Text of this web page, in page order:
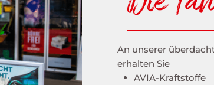
An unserer
erhalten Sie
​AVIA-Kraftstoffe